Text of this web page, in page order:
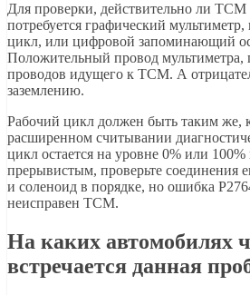
Для проверки, действительно ли TCM
потребуется графический
цикл, или цифровой запоминающий
Положительный провод мультиметра,
проводов идущего к TCM. А
заземлению.
Рабочий цикл должен быть таким же,
расширенном считывании
цикл остается на уровне 0% или 100%
прерывистым, проверьте соединения
и соленоид в порядке, но ошибка
неисправен TCM.
На каких автомобилях
встречается данная